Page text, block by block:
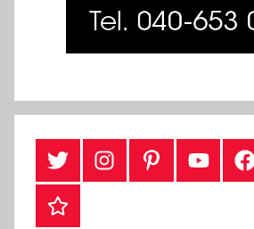
Twitter InstragramPinterestYouTube
Webshop